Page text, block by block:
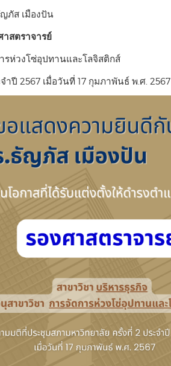
ภัส เมืองปัน
าสตราจารย์
รห่วงโซ่อุปทานและโลจิสติกส์
ปี 2567 เมื่อวันที่ 17 กุมภาพันธ์ พ.ศ. 2567